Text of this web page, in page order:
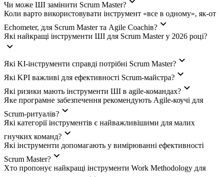
Чи може ШІ замінити Scrum Master?
Коли варто використовувати інструмент «все в одному», як-от
Echometer, для Scrum Master та Agile Coachів?
Які найкращі інструменти ШІ для Scrum Master у 2026 році?
Які KI-інструменти справді потрібні Scrum Master?
Які KPI важливі для ефективності Scrum-майстра?
Які ризики мають інструменти ШІ в agile-командах?
Яке програмне забезпечення рекомендують Agile-коучі для
Scrum-ритуалів?
Які категорії інструментів є найважливішими для малих
гнучких команд?
Які інструменти допомагають у вимірюванні ефективності
Scrum Master?
Хто пропонує найкращі інструменти Work Methodology для